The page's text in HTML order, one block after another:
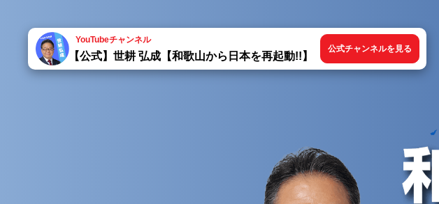
YouTubeチャンネル
【公式】世耕 弘成【和歌山から日本を再起動!!】
公式チャンネルを見る